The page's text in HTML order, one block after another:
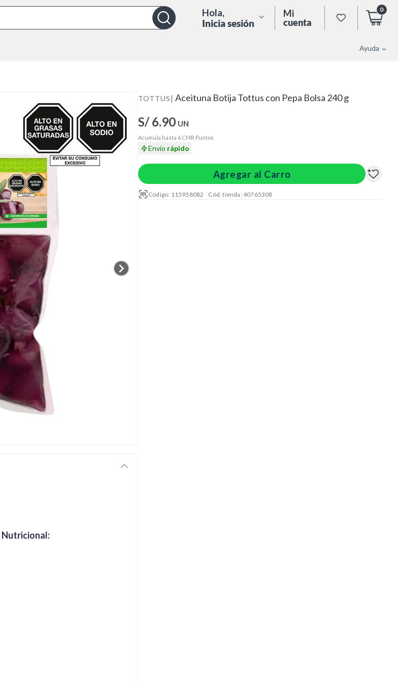
a
r
Hola,
Inicia sesión
Mi
cuenta
0
Ayuda
TOTTUS| Aceituna Botija Tottus con Pepa Bolsa 240 g
S/ 6.90 UN
Acumula hasta 6 CMR Puntos
Envío rápido
Agregar al Carro
Código: 115938082 Cód. tienda: 40765308